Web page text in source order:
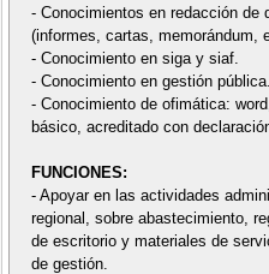
- Conocimientos en redacción de
(informes, cartas, memorándum,
- Conocimiento en siga y siaf.
- Conocimiento en gestión pública.
- Conocimiento de ofimática:
básico, acreditado con
FUNCIONES:
- Apoyar en las actividades
regional, sobre abastecimiento,
de escritorio y materiales de
de gestión.